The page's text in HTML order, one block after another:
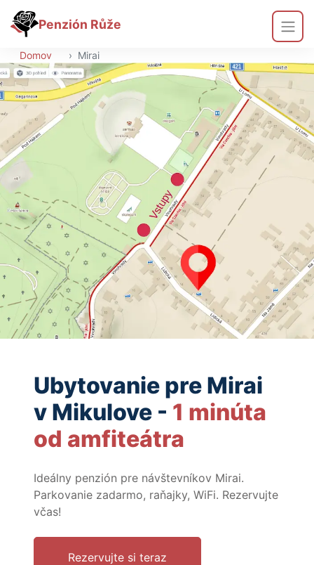
Penzión Růže
Domov › Mirai
Ubytovanie pre Mirai
v Mikulove - 1 minúta
od amfiteátra
Ideálny penzión pre návštevníkov Mirai.
Parkovanie zadarmo, raňajky, WiFi. Rezervujte
včas!
Rezervujte si teraz